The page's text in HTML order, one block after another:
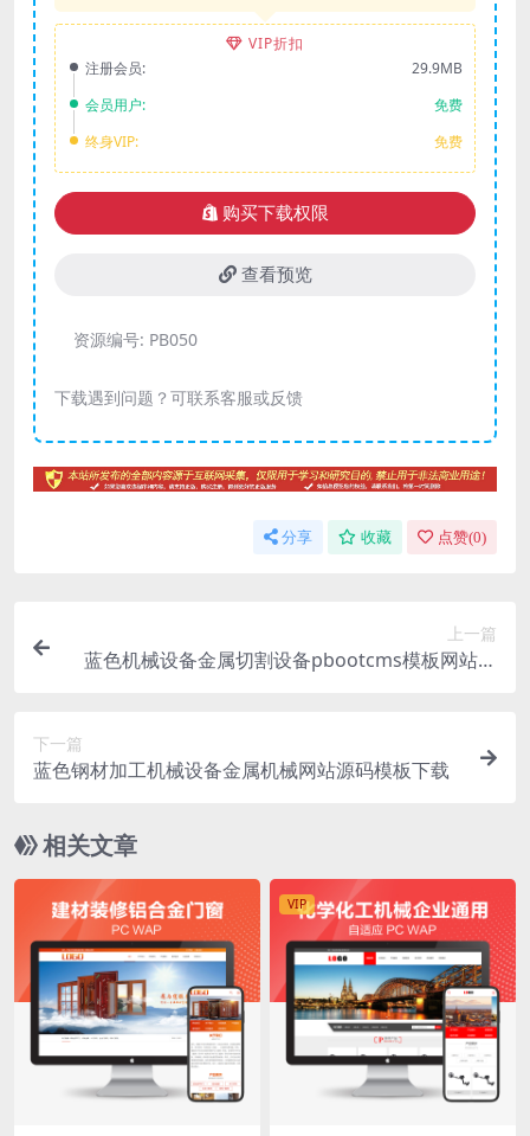
VIP折扣
注册会员:
29.9MB
会员用户:
免费
终身VIP:
免费
购买下载权限
查看预览
资源编号: PB050
下载遇到问题？可联系客服或反馈
分享 收藏 点赞(0)
上一篇
蓝色机械设备金属切割设备pbootcms模板网站源
下一篇
蓝色钢材加工机械设备金属机械网站源码模板下载
相关文章
VIP